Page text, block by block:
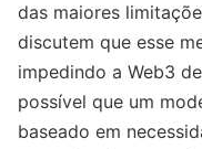
das maiores
discutem que esse
impedindo a Web3
possível que um
baseado em